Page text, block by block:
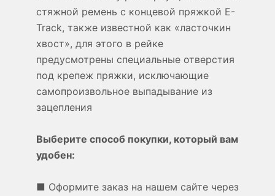
стяжной ремень с концевой пряжкой E-
Track, также известной как «ласточкин
хвост», для этого в рейке
предусмотрены специальные отверстия
под крепеж пряжки, исключающие
самопроизвольное выпадывание из
зацепления
Выберите способ покупки, который вам
удобен:
■ Оформите заказ на нашем сайте через